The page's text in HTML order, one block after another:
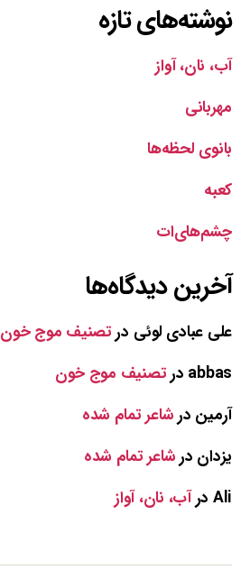
نوشته‌های تازه
آب، نان، آواز
مهربانی
بانوی لحظه‌ها
کعبه
چشم‌های‌ات
آخرین دیدگاه‌ها
علی عبادی لوئی درتصنیف موج خون
abbas درتصنیف موج خون
آرمین درشاعر تمام شده
یزدان درشاعر تمام شده
Ali درآب، نان، آواز